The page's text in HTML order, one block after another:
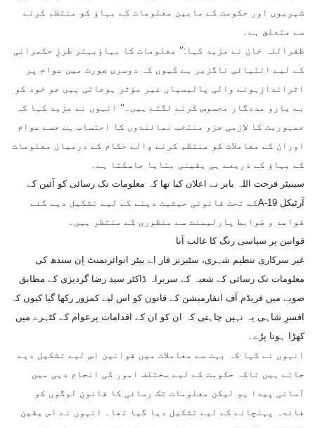
شہریوں اور حکومت کے مابین معلومات کے بہاؤ کو منتظم کرنے
سے متعلق ہے۔
ظفراللہ خان نے مزید کہا:’’ معلومات کا بہاؤبہتر طرزِ حکمرانی
کے لیے انتہائی ناگزیر ہے کیوں کہ دوسری صورت میں عوام پر
اثراندازہونے والی پالیسیاں غیر مؤثر ہوجاتی ہیں جو خود کو
بے یارو مددگار محسوس کرنے لگتے ہیں۔‘‘ انہوں نے مزید کہا کہ
جمہوریت کا لازمی جزو منتخب نمائندوں کا احتساب ہے جسے عوام
اوران کے معاملات کو منتظم کرنے والے حکام کے درمیان معلومات
کے بہاؤ کے ذریعے ہی یقینی بنایا جاسکتا ہے۔
سینیٹر فرحت اللہ بابر نے اعلان کیا تھا کہ معلومات تک رسائی کو آئین کے
آرٹیکل 19-Aکے تحت قانونی حیثیت دینے کے لیے تشکیل دیے گئے
قواعد و ضوابط پارلیمنٹ سے منظوری کے منتظر ہیں۔
قوانین پر سیاسی رنگ کا غالب آنا
غیر سرکاری تنظیم شہری، سٹیزنز فار اے بیٹر انوائرنمنٹ اِن سندھ کی
معلومات تک رسائی کے شعبہ کے سربراہ ڈاکٹر سید رضا گردیزی کے مطابق
صوبے میں فریڈم آف انفارمیشن کے قانون کو اس لیے کمزور رکھا گیا کیوں کہ
افسرِ شاہی یہ نہیں چاہتی کہ ان کو ان کے اقدامات پرعوام کے کٹہرے میں
کھڑا ہونا پڑے۔
انہوں نے کہا کہ بہت سے معاملات میں قوانین اس لیے تشکیل دیے
جاتے ہیں تاکہ حکومت کے لیے مختلف امور کی انجام دہی میں
آسانی پیدا ہو لیکن معلومات تک رسائی کا قانون لوگوں کو
فائدہ پہنچانے کے لیے تشکیل دیا گیا تھا۔ انہوں نے اس یقین